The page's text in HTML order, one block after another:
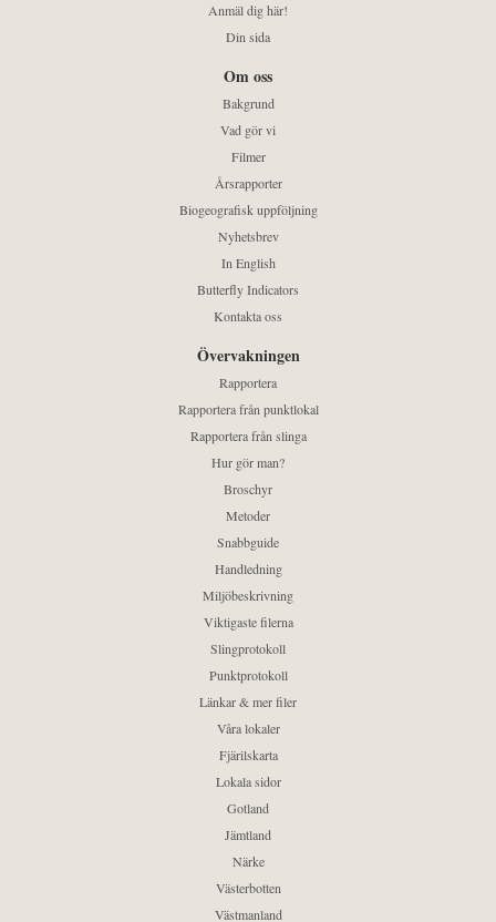
Anmäl dig här!
Din sida
Om oss
Bakgrund
Vad gör vi
Filmer
Årsrapporter
Biogeografisk uppföljning
Nyhetsbrev
In English
Butterfly Indicators
Kontakta oss
Övervakningen
Rapportera
Rapportera från punktlokal
Rapportera från slinga
Hur gör man?
Broschyr
Metoder
Snabbguide
Handledning
Miljöbeskrivning
Viktigaste filerna
Slingprotokoll
Punktprotokoll
Länkar & mer filer
Våra lokaler
Fjärilskarta
Lokala sidor
Gotland
Jämtland
Närke
Västerbotten
Västmanland